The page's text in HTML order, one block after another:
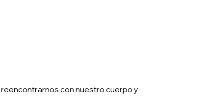
con nuestro cuerpo y